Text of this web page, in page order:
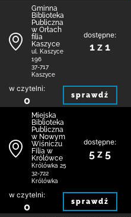
Gminna
Biblioteka
Publiczna
w Orłach
filia
Kaszyce
ul. Kaszyce
196
37-717
Kaszyce
dostępne:
1 z 1
w czytelni:
0 sprawdź
Miejska
Biblioteka
Publiczna
w Nowym
Wiśniczu
Filia w
Królówce
Królówka 25
32-722
Królówka
dostępne:
5 z 5
w czytelni:
0 sprawdź